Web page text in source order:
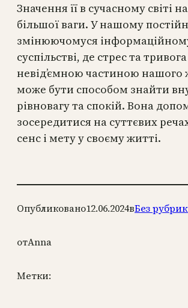
Значення її в сучасному світі
більшої ваги. У нашому
змінюючомуся
суспільстві, де стрес та
невід’ємною частиною нашого
може бути способом знайти
рівновагу та спокій. Вона
зосередитися на суттєвих
сенс і мету у своєму житті.
Опубликовано12.06.2024вБез
отAnna
Метки: